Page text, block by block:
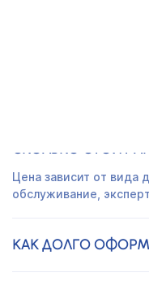
СКОЛЬКО СТОИТ
Цена зависит от вида
обслуживание,
КАК ДОЛГО